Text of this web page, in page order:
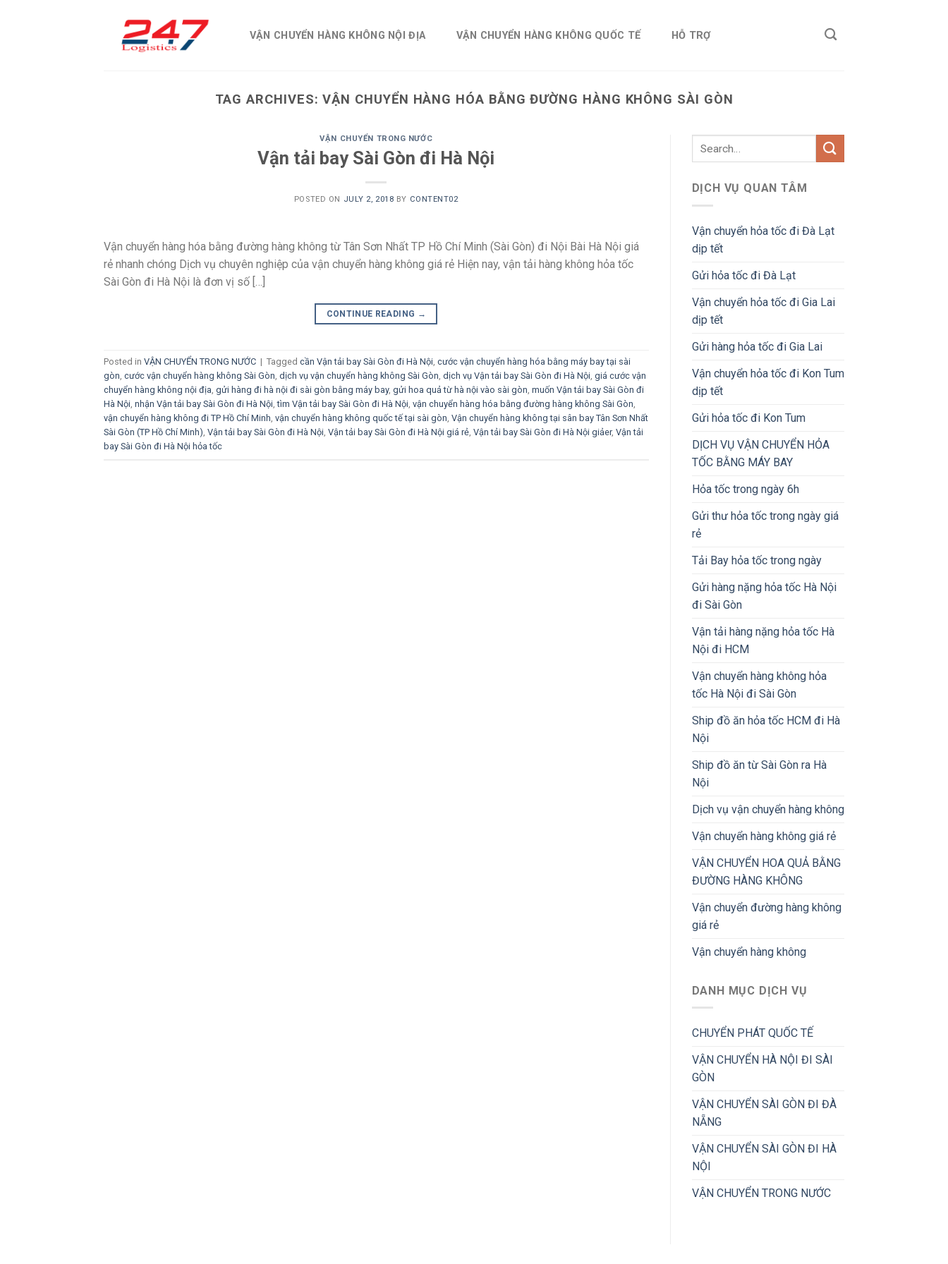
VẬN CHUYỂN HÀNG KHÔNG NỘI ĐỊA VẬN CHUYỂN HÀNG KHÔNG QUỐC TẾ HỖ TRỢ
TAG ARCHIVES:VẬN CHUYỂN HÀNG HÓA BẰNG ĐƯỜNG HÀNG KHÔNG SÀI GÒN
VẬN CHUYỂN TRONG NƯỚC
Vận tải bay Sài Gòn đi Hà Nội
POSTED ON JULY 2, 2018 BY CONTENT02
Vận chuyển hàng hóa bằng đường hàng không từ Tân Sơn Nhất TP Hồ Chí Minh (Sài Gòn) đi Nội Bài Hà Nội giá
rẻ nhanh chóng Dịch vụ chuyên nghiệp của vận chuyển hàng không giá rẻ Hiện nay, vận tải hàng không hỏa tốc
Sài Gòn đi Hà Nội là đơn vị số […]
CONTINUE READING →
Posted in VẬN CHUYỂN TRONG NƯỚC | Tagged cần Vận tải bay Sài Gòn đi Hà Nội, cước vận chuyển hàng hóa bằng máy bay tại sài
gòn, cước vận chuyển hàng không Sài Gòn, dịch vụ vận chuyển hàng không Sài Gòn, dịch vụ Vận tải bay Sài Gòn đi Hà Nội, giá cước vận
chuyển hàng không nội địa, gửi hàng đi hà nội đi sài gòn bằng máy bay, gửi hoa quả từ hà nội vào sài gòn, muốn Vận tải bay Sài Gòn đi
Hà Nội, nhận Vận tải bay Sài Gòn đi Hà Nội,tìm Vận tải bay Sài Gòn đi Hà Nội, vận chuyển hàng hóa bằng đường hàng không Sài Gòn,
vận chuyển hàng không đi TP Hồ Chí Minh, vận chuyển hàng không quốc tế tại sài gòn, Vận chuyển hàng không tại sân bay Tân Sơn Nhất
Sài Gòn (TP Hồ Chí Minh), Vận tải bay Sài Gòn đi Hà Nội, Vận tải bay Sài Gòn đi Hà Nội giá rẻ, Vận tải bay Sài Gòn đi Hà Nội giảer, Vận tải
bay Sài Gòn đi Hà Nội hỏa tốc
DỊCH VỤ QUAN TÂM
Vận chuyển hỏa tốc đi Đà Lạt
dịp tết
Gửi hỏa tốc đi Đà Lạt
Vận chuyển hỏa tốc đi Gia Lai
dịp tết
Gửi hàng hỏa tốc đi Gia Lai
Vận chuyển hỏa tốc đi Kon Tum
dịp tết
Gửi hỏa tốc đi Kon Tum
DỊCH VỤ VẬN CHUYỂN HỎA
TỐC BẰNG MÁY BAY
Hỏa tốc trong ngày 6h
Gửi thư hỏa tốc trong ngày giá
rẻ
Tải Bay hỏa tốc trong ngày
Gửi hàng nặng hỏa tốc Hà Nội
đi Sài Gòn
Vận tải hàng nặng hỏa tốc Hà
Nội đi HCM
Vận chuyển hàng không hỏa
tốc Hà Nội đi Sài Gòn
Ship đồ ăn hỏa tốc HCM đi Hà
Nội
Ship đồ ăn từ Sài Gòn ra Hà
Nội
Dịch vụ vận chuyển hàng không
Vận chuyển hàng không giá rẻ
VẬN CHUYỂN HOA QUẢ BẰNG
ĐƯỜNG HÀNG KHÔNG
Vận chuyển đường hàng không
giá rẻ
Vận chuyển hàng không
DANH MỤC DỊCH VỤ
CHUYỂN PHÁT QUỐC TẾ
VẬN CHUYỂN HÀ NỘI ĐI SÀI
GÒN
VẬN CHUYỂN SÀI GÒN ĐI ĐÀ
NẴNG
VẬN CHUYỂN SÀI GÒN ĐI HÀ
NỘI
VẬN CHUYỂN TRONG NƯỚC